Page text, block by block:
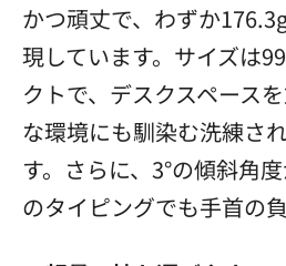
かつ頑丈で、わずか
現しています。サイズは
クトで、デスクスペース
な環境にも馴染む洗練さ
す。さらに、3°の傾斜角
のタイピングでも手首の